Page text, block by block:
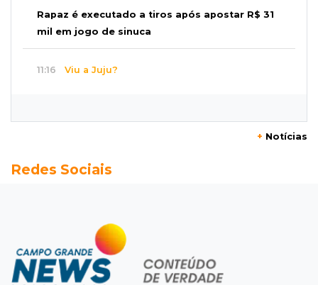
Rapaz é executado a tiros após apostar R$ 31
mil em jogo de sinuca
11:16 Viu a Juju?
Adolescente que morreu em desafio era
Destruição
Incêndio destrói parte de uma das feiras mais
movimentadas da fronteira
+ Notícias
Redes Sociais